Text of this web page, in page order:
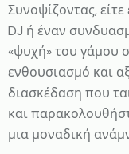
Συνοψίζοντας,
DJ ή έναν
«ψυχή» του γάμου
ενθουσιασμό και
διασκέδαση που
και
μια μοναδική